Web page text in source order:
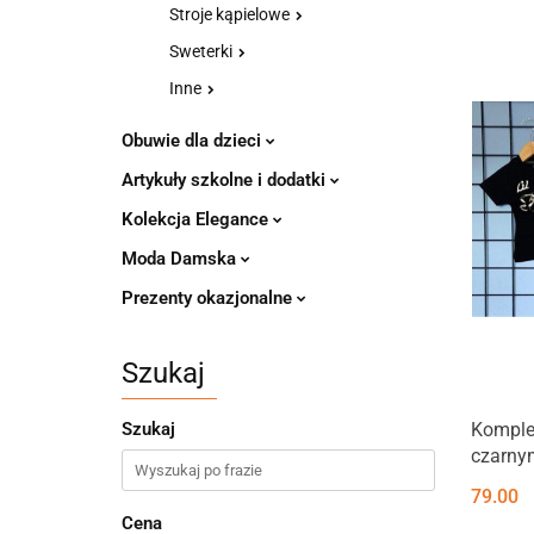
Stroje kąpielowe
Sweterki
Inne
Obuwie dla dzieci
Artykuły szkolne i dodatki
Kolekcja Elegance
Moda Damska
Prezenty okazjonalne
Szukaj
Szukaj
Cena
79.00